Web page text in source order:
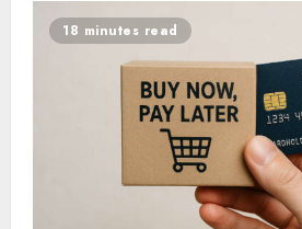
18 minutes read